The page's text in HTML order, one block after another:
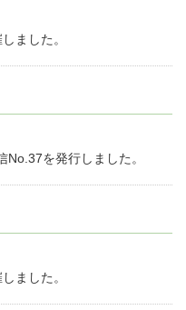
ました。
No.37を発行しました。
ました。